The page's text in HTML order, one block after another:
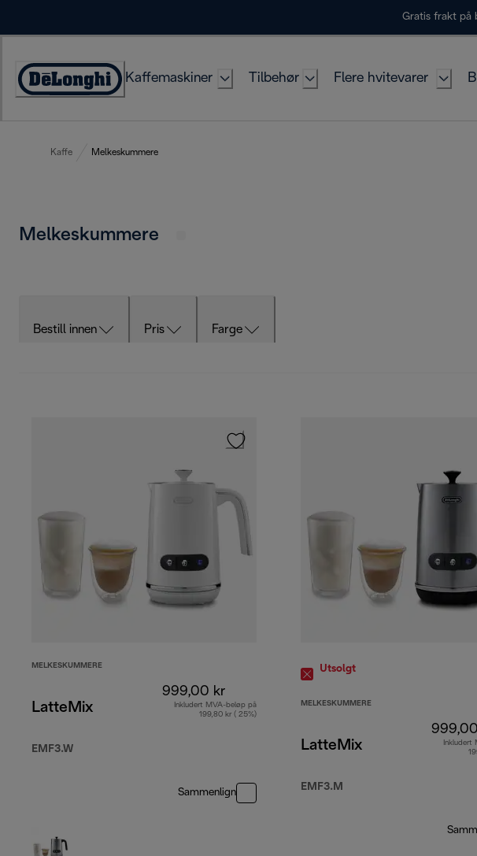
Gratis frakt på
Accessibility
Kaffemaskiner Tilbehør Flere hvitevarer
Kaffe Melkeskummere
Melkeskummere
Bestill innen Pris Farge
MELKESKUMMERE
LatteMix
EMF3.W
999,00 kr
Inkludert MVA-beløp på
199,80 kr ( 25%)
Sammenlign
Utsolgt
MELKESKUMMERE
LatteMix
EMF3.M
Inkludert